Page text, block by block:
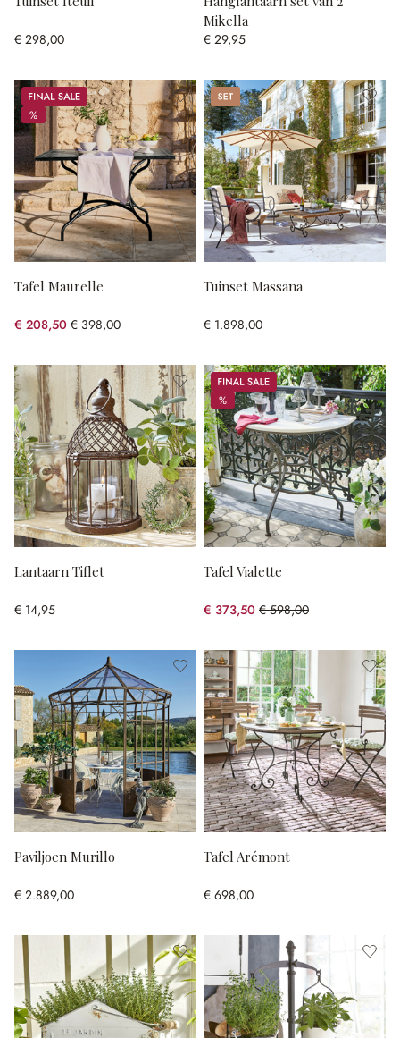
€ 298,00
Mikella
€ 29,95
Sale
%
%
Tafel Maurelle
€ 208,50 € 398,00
(47.61% gespart)
Set
Tuinset Massana
€ 1.898,00
Lantaarn Tiflet
€ 14,95
Sale
%
%
Tafel Vialette
€ 373,50 € 598,00
(37.54% gespart)
Paviljoen Murillo
€ 2.889,00
Tafel Arémont
€ 698,00